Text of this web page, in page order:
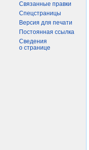
Связанные правки
Спецстраницы
Версия для печати
Постоянная ссылка
Сведения
о странице